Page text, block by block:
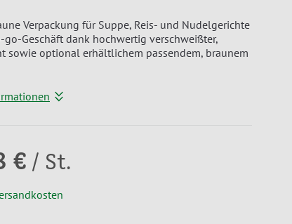
Verpackung für Suppe, Reis- und Nudelgerichte
go-Geschäft dank hochwertig verschweißter,
sowie optional erhältlichem passendem, braunem
€ / St.